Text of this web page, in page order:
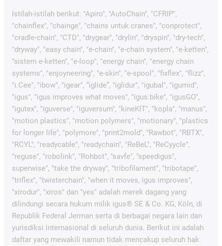
Istilah-istilah berikut: "Apiro", "AutoChain", "CFRIP",
"chainflex", "chainge", "chains untuk cranes", "conprotect",
"cradle-chain", "CTD", "drygear", "drylin", "dryspin", "dry-tech",
"dryway", "easy chain", "e-chain", "e-chain system", "e-ketten",
"sistem e-ketten", "e-loop", "energy chain", "energy chain
systems", "enjoyneering", "e-skin", "e-spool", "fixflex", "flizz",
"i.Cee", "ibow", "igear", “iglide”, "iglidur", "igubal", "igumid",
"igus", "igus improves what moves", "igus:bike", "igusGO",
"igutex", "iguverse", "iguversum", "kineKIT", "kopla", "manus",
"motion plastics", "motion polymers", "motionary", "plastics
for longer life", "polymore", "print2mold", "Rawbot", "RBTX",
"RCYL", "readycable", "readychain", "ReBeL", "ReCyycle",
"reguse", "robolink", "Rohbot", "savfe", "speedigus",
superwise", "take the dryway", "tribofilament", "tribotape",
"triflex", "twisterchain", "when it moves, igus improves",
"xirodur", "xiros" dan "yes" adalah merek dagang yang
dilindungi secara hukum milik igus® SE & Co. KG, Köln, di
Republik Federal Jerman serta di berbagai negara lain dan
yurisdiksi internasional di seluruh dunia. Berikut ini adalah
daftar yang mewakili namun tidak mencakup seluruh hak